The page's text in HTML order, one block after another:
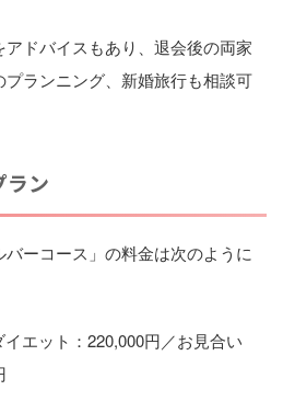
ドバイスもあり、退会後の両家
ランニング、新婚旅行も相談可
ラン
ーコース」の料金は次のように
エット：220,000円／お見合い